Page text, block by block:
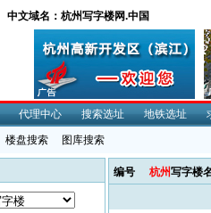
中文域名：杭州写字楼网.中国
代理中心 搜索选址 地铁选址
楼盘搜索 图库搜索
编号 杭州写字楼